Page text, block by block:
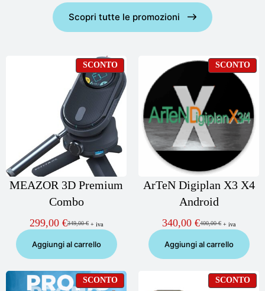
Scopri tutte le promozioni
SCONTOPRODOTTO
IN
OFFERTA
MEAZOR 3D Premium
Combo
349,00€
Il
originale
299,00 €
Il
attuale
+ iva
Aggiungi al carrello
SCONTO
IN
ArTeN Digiplan X3 X4
Android
400,00€
Il
originale
340,00 €
Il
attuale
+ iva
Aggiungi al carrello
SCONTOPRODOTTO
IN
SCONTO
IN